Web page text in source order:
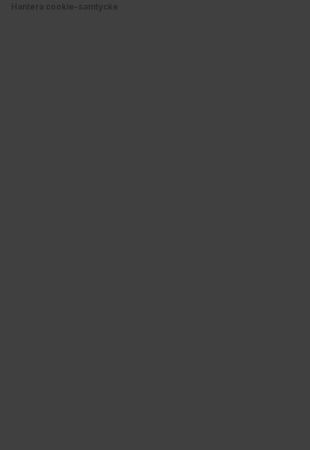
Hantera cookie-samtycke